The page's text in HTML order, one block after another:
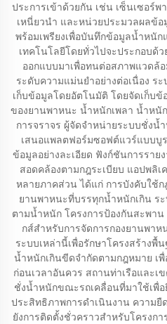
ประการเข้าด้วยกัน เช่น เซ็นเซอร์พ
เหนี่ยวนำ และหน่วยประมวลผลข้
พร้อมเพรียงเพื่อบันทึกข้อมูลน้ำหนัก
เทคโนโลยีโดยทั่วไปจะประกอบด้
ออกแบบมาเพื่อทนต่อสภาพแวดล้
ระดับความแม่นยำอย่างต่อเนื่อง ร
เก็บข้อมูลโดยอัตโนมัติ โดยจัดเก็บข้
ของยานพาหนะ น้ำหนักเพลา น้ำหนั
การจราจร ผู้จัดจำหน่ายระบบชั่งน้
เสนอแพลตฟอร์มซอฟต์แวร์แบบบู
ข้อมูลอย่างละเอียด ฟังก์ชันการราย
สอดคล้องตามกฎระเบียบ แอปพลิ
หลายภาคส่วน ได้แก่ การบังคับใช้
ยานพาหนะที่บรรทุกน้ำหนักเกิน ร
ตามน้ำหนัก โครงการป้องกันสะพา
กส์สำหรับการจัดการกองยานพา
ระบบเหล่านี้เพื่อรักษาโครงสร้าง
น้ำหนักเกินขีดจำกัดตามกฎหมาย เ
ก่อนเวลาอันควร สถานท่าเรือและเ
ชั่งน้ำหนักขณะรถเคลื่อนที่มาใช้เพื่
ประสิทธิภาพการดำเนินงาน ความยื
ยังการติดตั้งชั่วคราวสำหรับโครงก